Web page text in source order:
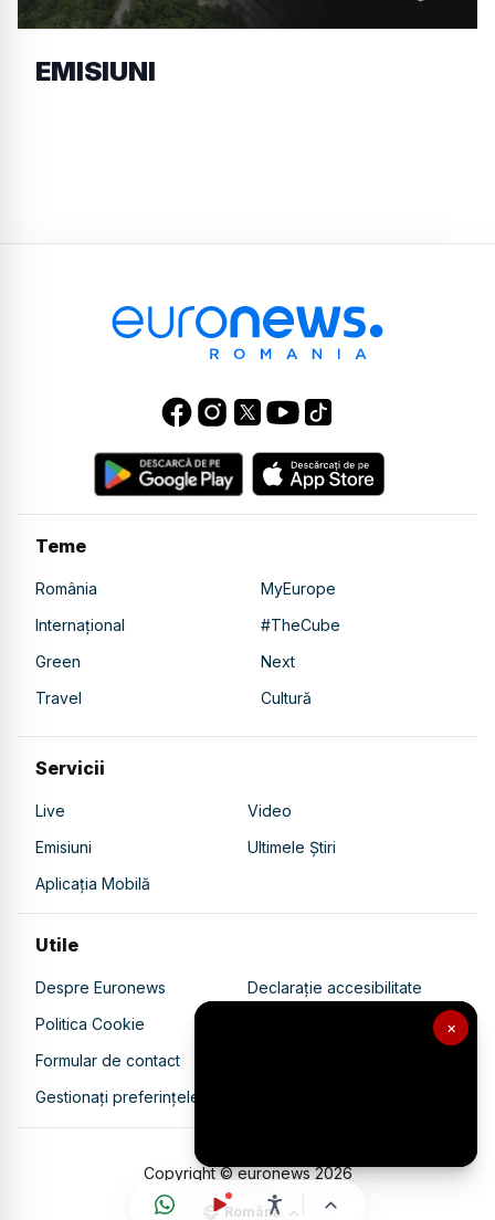
×
EMISIUNI
Teme
România
MyEurope
Internațional
#TheCube
Green
Next
Travel
Cultură
Servicii
Live
Video
Emisiuni
Ultimele Știri
Aplicația Mobilă
Utile
Despre Euronews
Declarație accesibilitate
Politica Cookie
Politica de confidențialitate
Formular de contact
Gestionați preferințele
Copyright © euronews2026
Română